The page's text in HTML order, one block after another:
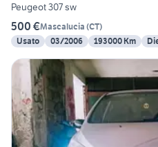
Peugeot 307 sw
500 €Mascalucia (CT)
Usato
03/2006 193000 Km